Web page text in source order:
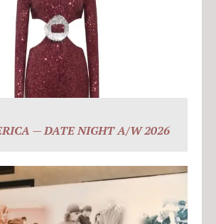
— DATE NIGHT A/W 2026